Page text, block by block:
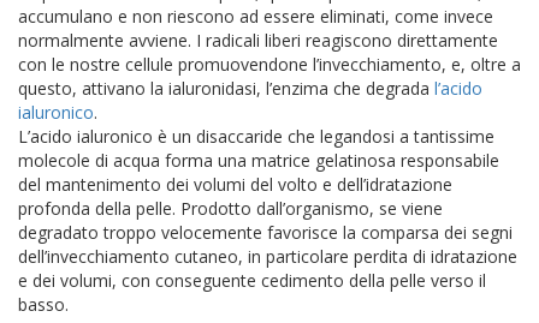
accumulano e non riescono ad essere eliminati, come invece
normalmente avviene. I radicali liberi reagiscono direttamente
con le nostre cellule promuovendone l’invecchiamento, e, oltre a
questo, attivano la ialuronidasi, l’enzima che degrada l’acido
ialuronico.
L’acido ialuronico è un disaccaride che legandosi a tantissime
molecole di acqua forma una matrice gelatinosa responsabile
del mantenimento dei volumi del volto e dell’idratazione
profonda della pelle. Prodotto dall’organismo, se viene
degradato troppo velocemente favorisce la comparsa dei segni
dell’invecchiamento cutaneo, in particolare perdita di idratazione
e dei volumi, con conseguente cedimento della pelle verso il
basso.